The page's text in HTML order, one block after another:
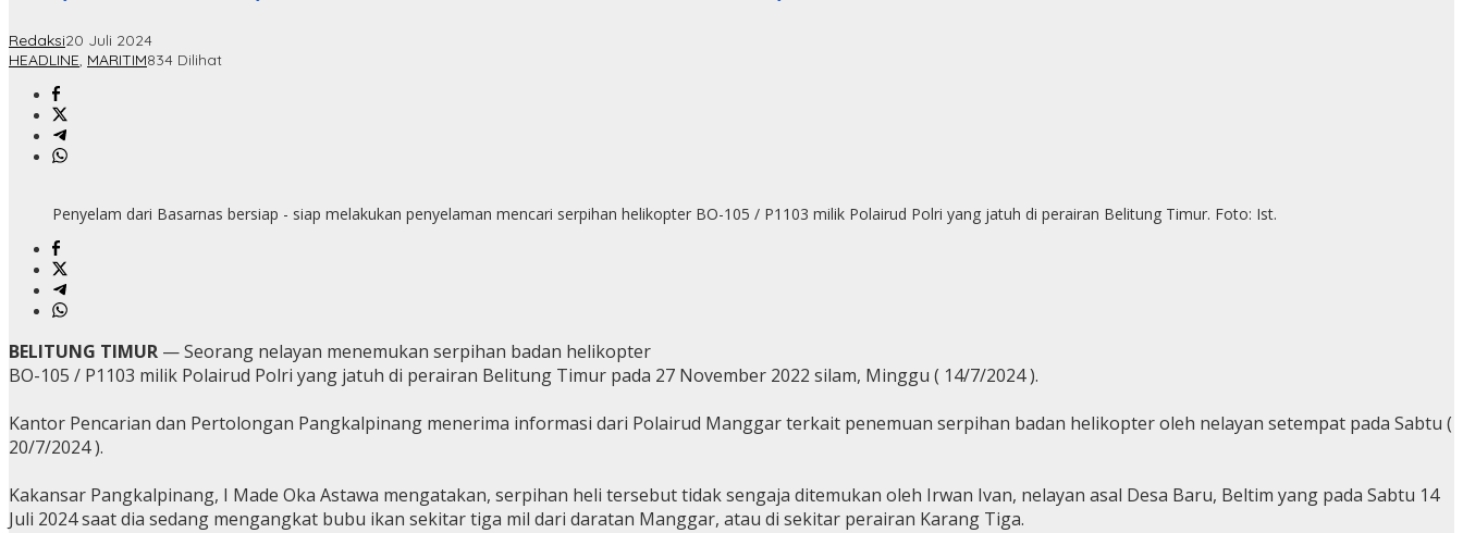
Redaksi20 Juli 2024
HEADLINE, MARITIM834 Dilihat
Penyelam dari Basarnas bersiap - siap melakukan penyelaman mencari serpihan helikopter BO-105 / P1103 milik Polairud Polri yang jatuh di perairan Belitung Timur. Foto: Ist.
BELITUNG TIMUR — Seorang nelayan menemukan serpihan badan helikopter
BO-105 / P1103 milik Polairud Polri yang jatuh di perairan Belitung Timur pada 27 November 2022 silam, Minggu ( 14/7/2024 ).
Kantor Pencarian dan Pertolongan Pangkalpinang menerima informasi dari Polairud Manggar terkait penemuan serpihan badan helikopter oleh nelayan setempat pada Sabtu (
20/7/2024 ).
Kakansar Pangkalpinang, I Made Oka Astawa mengatakan, serpihan heli tersebut tidak sengaja ditemukan oleh Irwan Ivan, nelayan asal Desa Baru, Beltim yang pada Sabtu 14
Juli 2024 saat dia sedang mengangkat bubu ikan sekitar tiga mil dari daratan Manggar, atau di sekitar perairan Karang Tiga.